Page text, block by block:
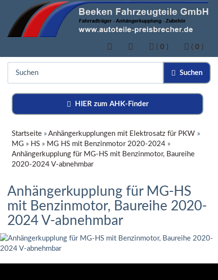
( 0 ) ( 0 )
Suchen
HIER zum AHK-Finder
Startseite » Anhängerkupplungen mit Elektrosatz für PKW »
MG » HS » MG HS mit Benzinmotor 2020-2024 »
Anhängerkupplung für MG-HS mit Benzinmotor, Baureihe
2020-2024 V-abnehmbar
Anhängerkupplung für MG-HS
mit Benzinmotor, Baureihe 2020-
2024 V-abnehmbar